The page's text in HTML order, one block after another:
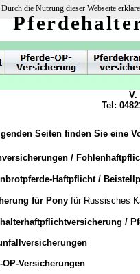
die Nutzung dieser Webseite
Seiten finden Sie eine
/
Haftpflicht /
für Pony für Russisches
/
OP-Versicherungen
V.
Tel: